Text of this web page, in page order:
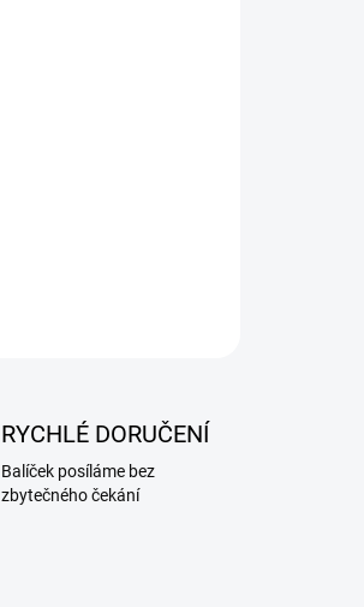
RYCHLÉ DORUČENÍ
Balíček posíláme bez
zbytečného čekání